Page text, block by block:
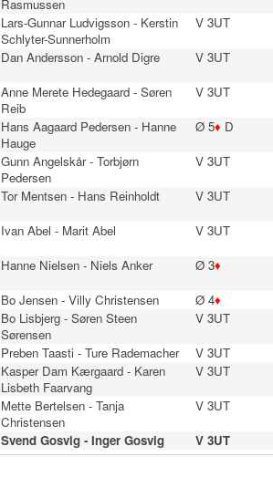
Rasmussen
Lars-Gunnar Ludvigsson - Kerstin
Schlyter-Sunnerholm
V 3UT
Dan Andersson - Arnold Digre V 3UT
Anne Merete Hedegaard - Søren
Reib
V 3UT
Hans Aagaard Pedersen - Hanne
Hauge
Ø 5♦ D
Gunn Angelskår - Torbjørn
Pedersen
V 3UT
Tor Mentsen - Hans Reinholdt V 3UT
Ivan Abel - Marit Abel V 3UT
Hanne Nielsen - Niels Anker Ø 3♦
Bo Jensen - Villy Christensen Ø 4♦
Bo Lisbjerg - Søren Steen
Sørensen
V 3UT
Preben Taasti - Ture Rademacher V 3UT
Kasper Dam Kærgaard - Karen
Lisbeth Faarvang
V 3UT
Mette Bertelsen - Tanja
Christensen
V 3UT
Svend Gosvig - Inger Gosvig V 3UT